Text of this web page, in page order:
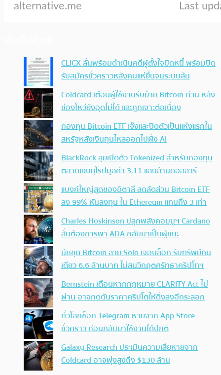
CLICX ลั่นพร้อมดำเนินคดีผู้ตั้งใจบิดหนี้ พร้อมปิด
รับสมัครชั่วคราวหลังคนแห่ยื่นจนระบบล้น
Coldcard เตือนผู้ใช้งานรีบย้าย Bitcoin ด่วน หลัง
ช่องโหว่ยังอุดไม่ได้ และถูกเจาะต่อเนื่อง
กองทุน Bitcoin ETF เจ๊งและปิดตัวเป็นแห่งแรกใน
สหรัฐหลังเงินทุนไหลออกไปฝั่ง AI
BlackRock ลุยเปิดตัว Tokenized สำหรับกองทุน
ตลาดเงินยุโรปมูลค่า 3.11 แสนล้านดอลลาร์
แบงก์ใหญ่สุดของอิตาลี ลดสัดส่วน Bitcoin ETF
ลง 99% หันลงทุน ใน Ethereum แทนถึง 3 เท่า
Charles Hoskinson ปลุกพลังคอมมูฯ Cardano
ลั่นต้องการพา ADA กลับมาเป็นผู้ชนะ
นักขุด Bitcoin สาย Solo เจอบล็อก รับทรัพย์คน
เดียว 6.6 ล้านบาท ไม่สนวิกฤตศรัทธาคริปโทฯ
Bernstein เตือนหากกฎหมาย CLARITY Act ไม่
ผ่าน อาจกดดันราคาคริปโตให้ดิ่งลงอีกระลอก
ทั่วโลกช็อก Telegram หายจาก App Store
ชั่วคราว ก่อนกลับมาใช้งานได้ปกติ
Galaxy Research ประเมินความเสียหายจาก
Coldcard อาจพุ่งสูงถึง $130 ล้าน